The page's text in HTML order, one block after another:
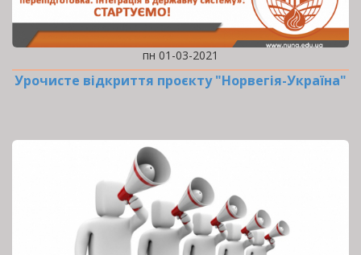
пн 01-03-2021
Урочисте відкриття проєкту "Норвегія-Україна"